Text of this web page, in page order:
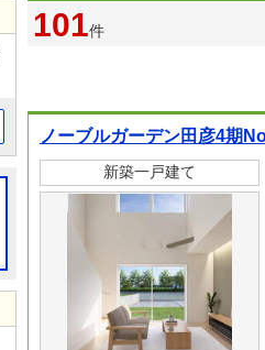
101件
ノーブルガーデン田彦4期
新築一戸建て